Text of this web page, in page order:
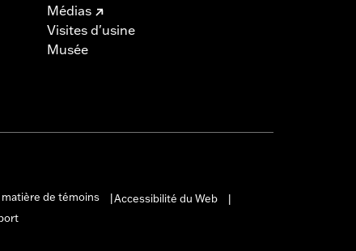
Médias
Visites d'usine
Musée
de témoins Accessibilité du Web